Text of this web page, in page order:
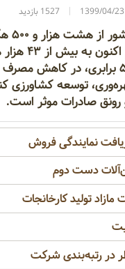
1399/04/23 1527 بازدید
سطح
ابتدای دولت یازدهم
رسیده که با رشدی ۵ برابری، در
توسعه کشاورزی
رونق صادرات موثر است.
نمایندگی فروش
دست دوم
تولید کارخانجات
در رتبه‌بندی شرکت